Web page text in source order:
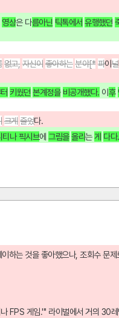
영상은 다름아닌 틱톡에서 유행했던
없고, 자신이 좋아하는 분야[* 파이널
키웠던 본계정을 비공개했다. 이후
크게 줄었다.
나 픽시브에 그림을 올리는 게 다
하는 것을 좋아했으나, 조회수 문
FPS 게임.''' 라이벌에서 거의 30